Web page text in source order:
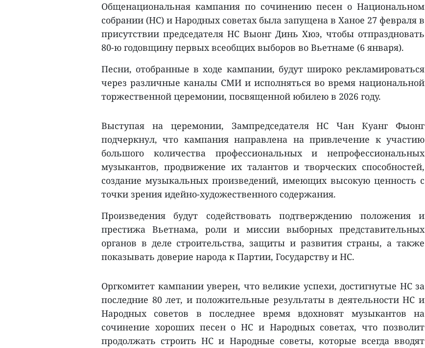
Общенациональная кампания по сочинению песен о Национальном
собрании (НС) и Народных советах была запущена в Ханое 27 февраля в
присутствии председателя НС Выонг Динь Хюэ, чтобы отпраздновать
80-ю годовщину первых всеобщих выборов во Вьетнаме (6 января).
Песни, отобранные в ходе кампании, будут широко рекламироваться
через различные каналы СМИ и исполняться во время национальной
торжественной церемонии, посвященной юбилею в 2026 году.
Выступая на церемонии, Зампредседателя НС Чан Куанг Фыонг
подчеркнул, что кампания направлена на привлечение к участию
большого количества профессиональных и непрофессиональных
музыкантов, продвижение их талантов и творческих способностей,
создание музыкальных произведений, имеющих высокую ценность с
точки зрения идейно-художественного содержания.
Произведения будут содействовать подтверждению положения и
престижа Вьетнама, роли и миссии выборных представительных
органов в деле строительства, защиты и развития страны, а также
показывать доверие народа к Партии, Государству и НС.
Оргкомитет кампании уверен, что великие успехи, достигнутые НС за
последние 80 лет, и положительные результаты в деятельности НС и
Народных советов в последнее время вдохновят музыкантов на
сочинение хороших песен о НС и Народных советах, что позволит
продолжать строить НС и Народные советы, которые всегда вводят